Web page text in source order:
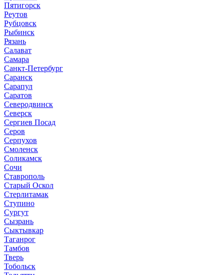
Пятигорск
Реутов
Рубцовск
Рыбинск
Рязань
Салават
Самара
Санкт-Петербург
Саранск
Сарапул
Саратов
Северодвинск
Северск
Сергиев Посад
Серов
Серпухов
Смоленск
Соликамск
Сочи
Ставрополь
Старый Оскол
Стерлитамак
Ступино
Сургут
Сызрань
Сыктывкар
Таганрог
Тамбов
Тверь
Тобольск